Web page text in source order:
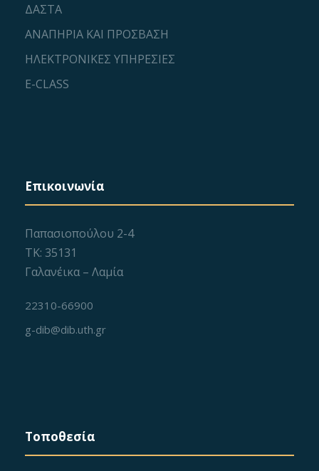
ΔΑΣΤΑ
ΑΝΑΠΗΡΙΑ ΚΑΙ ΠΡΟΣΒΑΣΗ
ΗΛΕΚΤΡΟΝΙΚΕΣ ΥΠΗΡΕΣΙΕΣ
E-CLASS
Επικοινωνία
Παπασιοπούλου 2-4
ΤΚ: 35131
Γαλανέικα – Λαμία
22310-66900
g-dib@dib.uth.gr
Τοποθεσία